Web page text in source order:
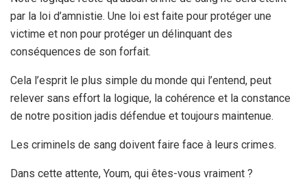
par la loi d’amnistie. Une loi est faite pour protéger une
victime et non pour protéger un délinquant des
conséquences de son forfait.
Cela l’esprit le plus simple du monde qui l’entend, peut
relever sans effort la logique, la cohérence et la constance
de notre position jadis défendue et toujours maintenue.
Les criminels de sang doivent faire face à leurs crimes.
Dans cette attente, Youm, qui êtes-vous vraiment ?